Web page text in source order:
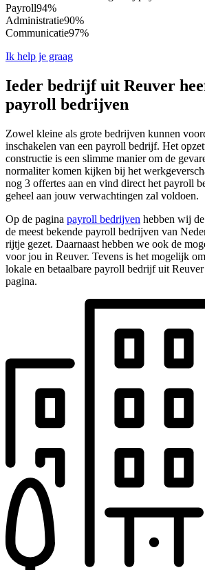
Payroll94%
Administratie90%
Communicatie97%
Ik help je graag
Ieder bedrijf uit Reuver
payroll bedrijven
Zowel kleine als grote bedrijven kunnen
inschakelen van een payroll bedrijf. Het
constructie is een slimme manier om de
normaliter komen kijken bij het
nog 3 offertes aan en vind direct het payroll
geheel aan jouw verwachtingen zal voldoen.
Op de pagina payroll bedrijven hebben wij
de meest bekende payroll bedrijven van
rijtje gezet. Daarnaast hebben we ook de
voor jou in Reuver. Tevens is het mogelijk
lokale en betaalbare payroll bedrijf uit
pagina.